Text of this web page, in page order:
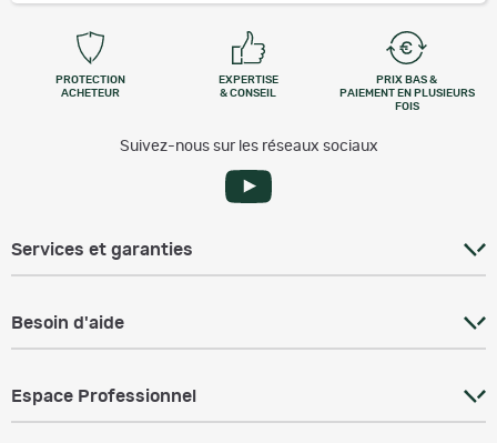
PROTECTION
ACHETEUR
EXPERTISE
& CONSEIL
PRIX BAS &
PAIEMENT EN PLUSIEURS
FOIS
Suivez-nous sur les réseaux sociaux
Services et garanties
Besoin d'aide
Espace Professionnel